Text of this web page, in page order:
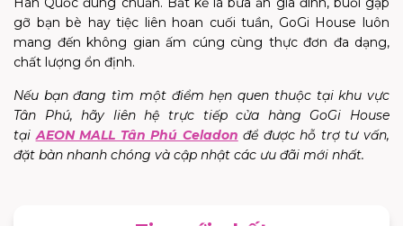
gỡ bạn bè hay tiệc liên hoan cuối tuần, GoGi House luôn
mang đến không gian ấm cúng cùng thực đơn đa dạng,
chất lượng ổn định.
Nếu bạn đang tìm một điểm hẹn quen thuộc tại khu vực
Tân Phú, hãy liên hệ trực tiếp cửa hàng GoGi House
tạiAEON MALL Tân Phú Celadon để được hỗ trợ tư vấn,
đặt bàn nhanh chóng và cập nhật các ưu đãi mới nhất.